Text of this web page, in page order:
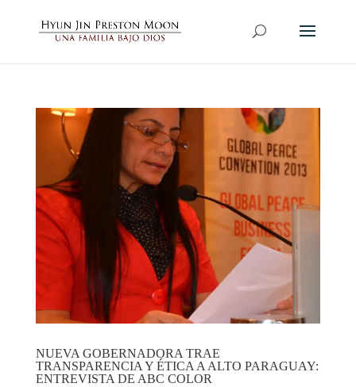
NUEVA GOBERNADORA TRAE
TRANSPARENCIA Y ÉTICA A ALTO PARAGUAY:
ENTREVISTA DE ABC COLOR